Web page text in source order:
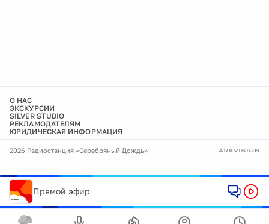
О НАС
ЭКСКУРСИИ
SILVER STUDIO
РЕКЛАМОДАТЕЛЯМ
ЮРИДИЧЕСКАЯ ИНФОРМАЦИЯ
2026 Радиостанция «Серебряный Дождь»
Прямой эфир